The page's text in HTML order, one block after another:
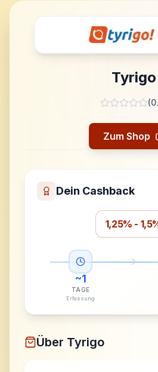
Tyrigo
(
Zum Shop
Dein Cashback
1,25% -
~1
TAGE
Erfassung
Über Tyrigo